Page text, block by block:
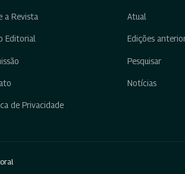
a Revista
Editorial
de Privacidade
Atual
Edições
Pesquisar
Notícias